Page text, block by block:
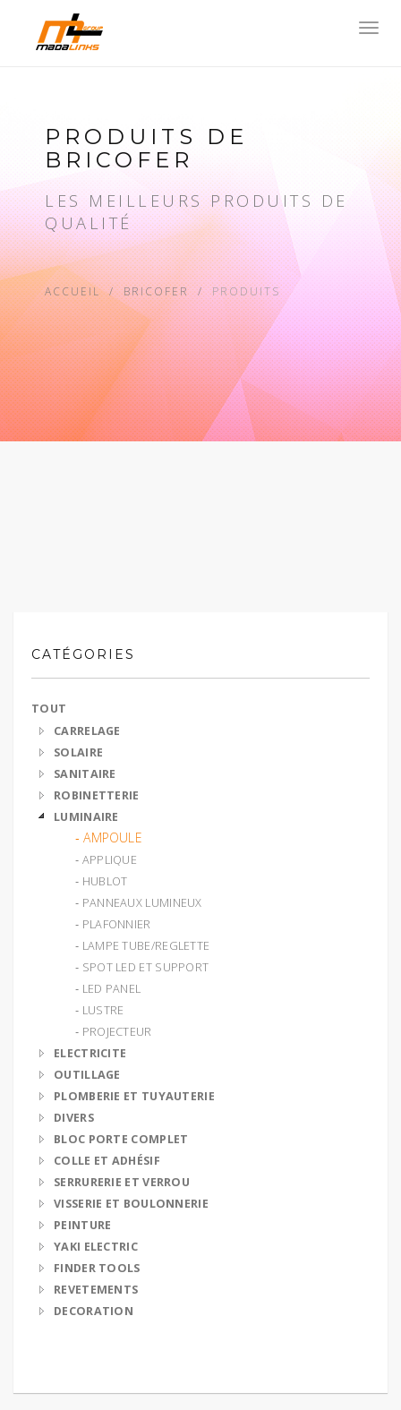
PRODUITS DE
BRICOFER
LES MEILLEURS PRODUITS DE
QUALITÉ
ACCUEIL BRICOFER PRODUITS
CATÉGORIES
TOUT
CARRELAGE
SOLAIRE
SANITAIRE
ROBINETTERIE
LUMINAIRE
‐ AMPOULE
‐ APPLIQUE
‐ HUBLOT
‐ PANNEAUX LUMINEUX
‐ PLAFONNIER
‐ LAMPE TUBE/REGLETTE
‐ SPOT LED ET SUPPORT
‐ LED PANEL
‐ LUSTRE
‐ PROJECTEUR
ELECTRICITE
OUTILLAGE
PLOMBERIE ET TUYAUTERIE
DIVERS
BLOC PORTE COMPLET
COLLE ET ADHÉSIF
SERRURERIE ET VERROU
VISSERIE ET BOULONNERIE
PEINTURE
YAKI ELECTRIC
FINDER TOOLS
REVETEMENTS
DECORATION